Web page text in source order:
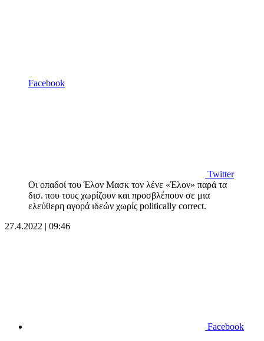
Facebook
Twitter
Οι οπαδοί του Έλον Μασκ τον λένε «Έλον» παρά τα
δισ. που τους χωρίζουν και προσβλέπουν σε μια
ελεύθερη αγορά ιδεών χωρίς politically correct.
27.4.2022 | 09:46
Facebook